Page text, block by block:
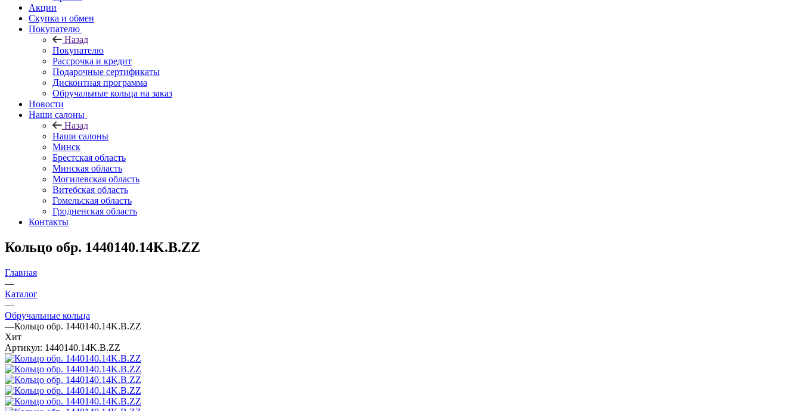
Акции
Скупка и обмен
Покупателю
Назад
Покупателю
Рассрочка и кредит
Подарочные сертификаты
Дисконтная программа
Обручальные кольца на заказ
Новости
Наши салоны
Назад
Наши салоны
Минск
Брестская область
Минская область
Могилевская область
Витебская область
Гомельская область
Гродненская область
Контакты
Кольцо обр. 1440140.14K.B.ZZ
Главная
—
Каталог
—
Обручальные кольца
—Кольцо обр. 1440140.14K.B.ZZ
Хит
Артикул: 1440140.14K.B.ZZ